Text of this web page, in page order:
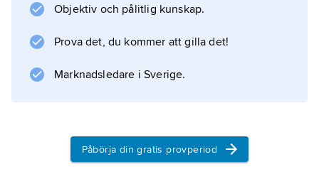
perfekta drillar och oförlikneliga recitativ.
skrev 13 operaroller för honom.
Objektiv och pålitlig kunskap.
Prova det, du kommer att gilla det!
Marknadsledare i Sverige.
Påbörja din gratis provperiod